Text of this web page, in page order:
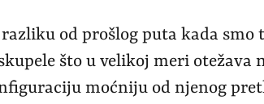
razliku od prošlog puta kada
što u velikoj meri
moćniju od njenog